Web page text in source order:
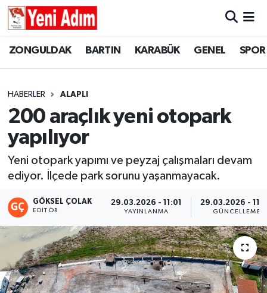
ZONGULDAK BARTIN KARABÜK GENEL SPOR
HABERLER ALAPLI
200 araçlık yeni otopark
yapılıyor
Yeni otopark yapımı ve peyzaj çalışmaları devam
ediyor. İlçede park sorunu yaşanmayacak.
GÖKSEL ÇOLAK
EDITÖR
29.03.2026 - 11:01
YAYINLANMA
29.03.2026 -
GÜNCELLEME
ZONGULDAK
GÜNCEL
SİYASET
RESMİ İLAN
ZONGULDAK
GENEL
SPOR
SİYASET
SAĞLIK
GÜNCEL
RESMİ İLAN
Zonguldak Hava Durumu
Süper Lig Puan Durumu ve Fikstür
Tüm Manşetler
Son Dakika Haberleri
Haber Arşivi